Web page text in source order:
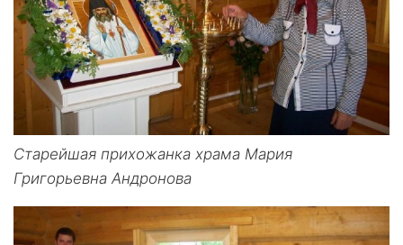
Старейшая прихожанка храма Мария
Григорьевна Андронова